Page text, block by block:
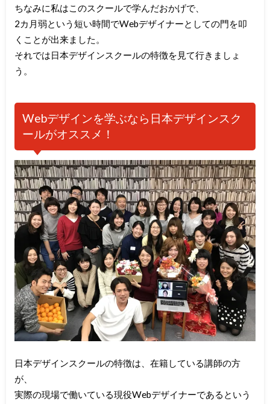
ちなみに私はこのスクールで学んだおかげで、
2カ月弱という短い時間でWebデザイナーとしての門を叩
くことが出来ました。
それでは日本デザインスクールの特徴を見て行きましょ
う。
Webデザインを学ぶなら日本デザインスク
ールがオススメ！
日本デザインスクールの特徴は、在籍している講師の方
が、
実際の現場で働いている現役Webデザイナーであるという